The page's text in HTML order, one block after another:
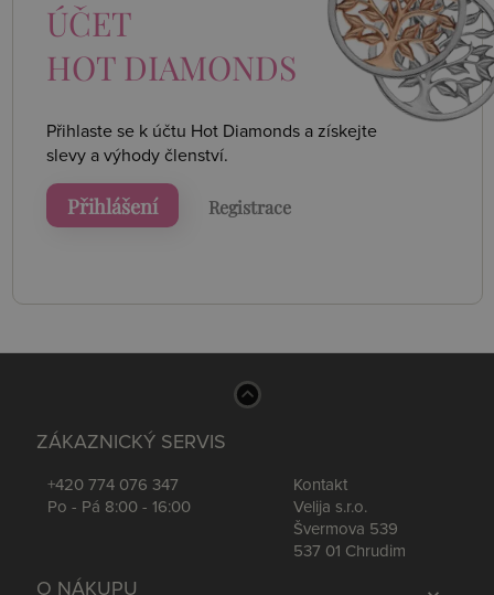
ÚČET
HOT DIAMONDS
Přihlaste se k účtu Hot Diamonds a získejte
slevy a výhody členství.
Přihlášení Registrace
ZÁKAZNICKÝ SERVIS
+420 774 076 347
Po - Pá 8:00 - 16:00
Kontakt
Velija s.r.o.
Švermova 539
537 01 Chrudim
O NÁKUPU